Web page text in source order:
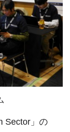
Sector」の